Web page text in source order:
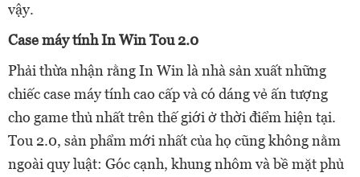
vậy.
Case máy tính In Win Tou 2.0
Phải thừa nhận rằng In Win là nhà sản xuất những
chiếc case máy tính cao cấp và có dáng vẻ ấn tượng
cho game thủ nhất trên thế giới ở thời điểm hiện tại.
Tou 2.0, sản phẩm mới nhất của họ cũng không nằm
ngoài quy luật: Góc cạnh, khung nhôm và bề mặt phủ